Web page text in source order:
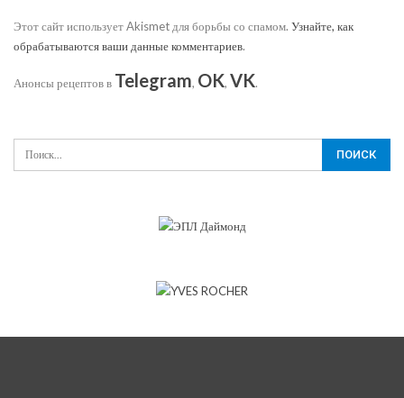
Этот сайт использует Akismet для борьбы со спамом. Узнайте, как
обрабатываются ваши данные комментариев.
Анонсы рецептов в Telegram, OK, VK.